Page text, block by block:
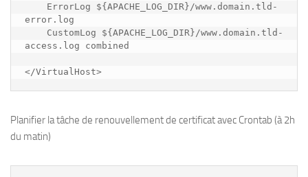
ErrorLog ${APACHE_LOG_DIR}/www.domain.tld-
error.log
CustomLog ${APACHE_LOG_DIR}/www.domain.tld-
access.log combined
</VirtualHost>
Planifier la tâche de renouvellement de certificat avec Crontab (à 2h
du matin)